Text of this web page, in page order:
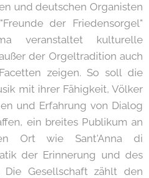
und deutschen Organisten
der Friedensorgel"
veranstaltet kulturelle
der Orgeltradition auch
zeigen. So soll die
mit ihrer Fähigkeit, Völker
und Erfahrung von Dialog
ein breites Publikum an
Ort wie Sant'Anna di
der Erinnerung und des
Die Gesellschaft zählt den